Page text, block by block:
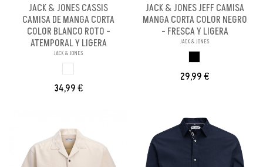
JACK & JONES CASSIS
CAMISA DE MANGA CORTA
COLOR BLANCO ROTO -
ATEMPORAL Y LIGERA
JACK & JONES
34,99 €
JACK & JONES JEFF CAMISA
MANGA CORTA COLOR NEGRO
- FRESCA Y LIGERA
JACK & JONES
29,99 €